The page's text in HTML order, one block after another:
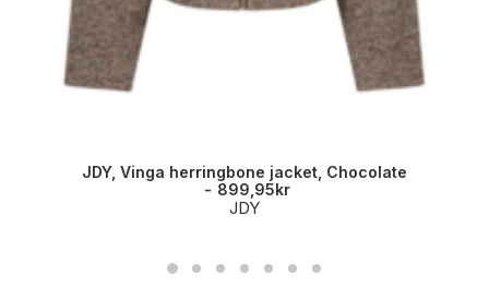
JDY, Vinga herringbone jacket, Chocolate
899,95kr
JDY